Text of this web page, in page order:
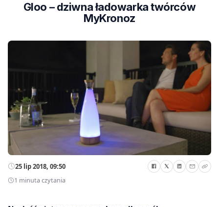
Gloo – dziwna ładowarka twórców
MyKronoz
25 lip 2018, 09:50
1 minuta czytania